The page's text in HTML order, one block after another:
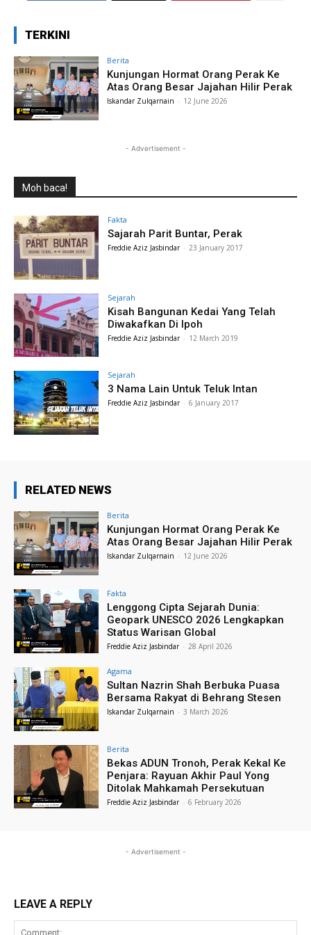
TERKINI
Berita
Kunjungan Hormat Orang Perak Ke
Atas Orang Besar Jajahan Hilir Perak
Iskandar Zulqarnain - 12 June 2026
- Advertisement -
Moh baca!
Fakta
Sajarah Parit Buntar, Perak
Freddie Aziz Jasbindar - 23 January 2017
Sejarah
Kisah Bangunan Kedai Yang Telah
Diwakafkan Di Ipoh
Freddie Aziz Jasbindar - 12 March 2019
Sejarah
3 Nama Lain Untuk Teluk Intan
Freddie Aziz Jasbindar - 6 January 2017
RELATED NEWS
Berita
Kunjungan Hormat Orang Perak Ke
Atas Orang Besar Jajahan Hilir Perak
Iskandar Zulqarnain - 12 June 2026
Fakta
Lenggong Cipta Sejarah Dunia:
Geopark UNESCO 2026 Lengkapkan
Status Warisan Global
Freddie Aziz Jasbindar - 28 April 2026
Agama
Sultan Nazrin Shah Berbuka Puasa
Bersama Rakyat di Behrang Stesen
Iskandar Zulqarnain - 3 March 2026
Berita
Bekas ADUN Tronoh, Perak Kekal Ke
Penjara: Rayuan Akhir Paul Yong
Ditolak Mahkamah Persekutuan
Freddie Aziz Jasbindar - 6 February 2026
- Advertisement -
LEAVE A REPLY